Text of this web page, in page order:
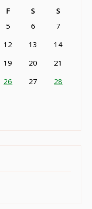
F S
S
5 6
7
12 13
14
19 20
21
26 27
28